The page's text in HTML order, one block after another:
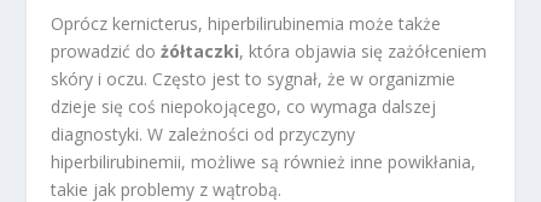
Oprócz kernicterus, hiperbilirubinemia może także
prowadzić dożółtaczki, która objawia się zażółceniem
skóry i oczu. Często jest to sygnał, że w organizmie
dzieje się coś niepokojącego, co wymaga dalszej
diagnostyki. W zależności od przyczyny
hiperbilirubinemii, możliwe są również inne powikłania,
takie jak problemy z wątrobą.